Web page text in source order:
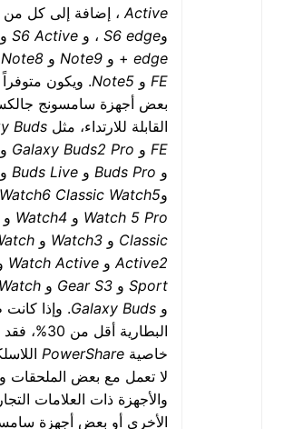
Active ، إضافة إلى كل من
S6 edge ، وS6 Activeو
edge+ وNote9وNote8و
وNote5. ويكون متوفراً
بعض أجهزة سامسونج جالكسي
القابلة للارتداء، مثلBuds
وGalaxy Buds2 Proو
Buds ProوBuds Liveو
Watch6 Classic Watch5
و
Watch 5 ProوWatch4و
ClassicوWatch3وWatch
Active2وWatch Activeو
SportوGear S3وWatch
Galaxy Buds. وإذا كانت
البطارية أقل من 30%،
خاصيةPowerShare
لا تعمل مع بعض الملحقات
والأجهزة ذات العلامات التجارية
الأخرى أو بعض أجهزة